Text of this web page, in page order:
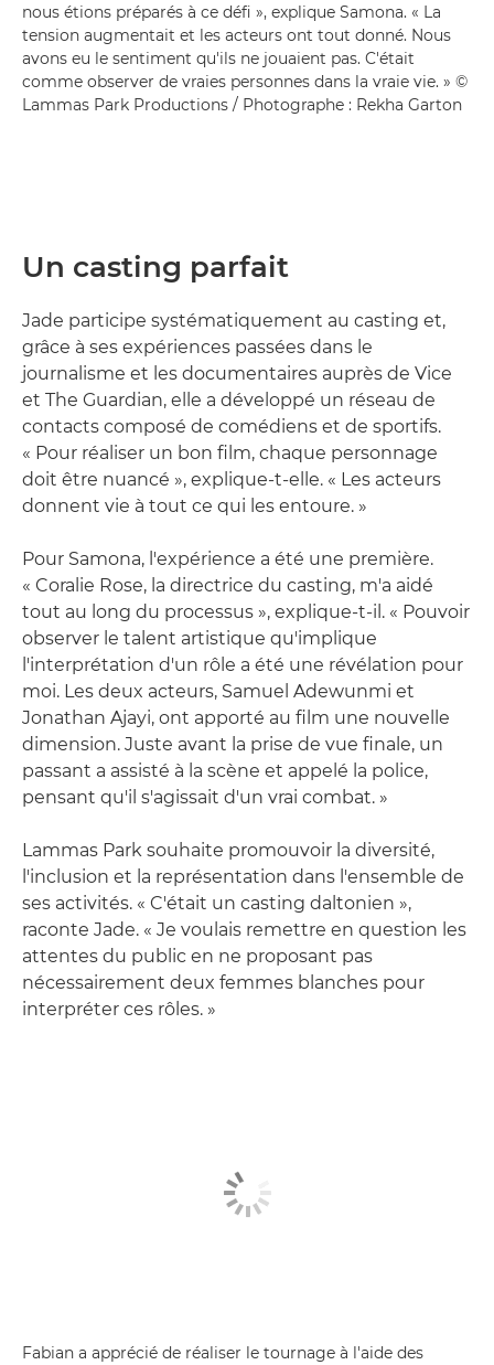
nous étions préparés à ce défi », explique Samona. « La
tension augmentait et les acteurs ont tout donné. Nous
avons eu le sentiment qu'ils ne jouaient pas. C'était
comme observer de vraies personnes dans la vraie vie. » ©
Lammas Park Productions / Photographe : Rekha Garton
Un casting parfait
Jade participe systématiquement au casting et,
grâce à ses expériences passées dans le
journalisme et les documentaires auprès de Vice
et The Guardian, elle a développé un réseau de
contacts composé de comédiens et de sportifs.
« Pour réaliser un bon film, chaque personnage
doit être nuancé », explique-t-elle. « Les acteurs
donnent vie à tout ce qui les entoure. »
Pour Samona, l'expérience a été une première.
« Coralie Rose, la directrice du casting, m'a aidé
tout au long du processus », explique-t-il. « Pouvoir
observer le talent artistique qu'implique
l'interprétation d'un rôle a été une révélation pour
moi. Les deux acteurs, Samuel Adewunmi et
Jonathan Ajayi, ont apporté au film une nouvelle
dimension. Juste avant la prise de vue finale, un
passant a assisté à la scène et appelé la police,
pensant qu'il s'agissait d'un vrai combat. »
Lammas Park souhaite promouvoir la diversité,
l'inclusion et la représentation dans l'ensemble de
ses activités. « C'était un casting daltonien »,
raconte Jade. « Je voulais remettre en question les
attentes du public en ne proposant pas
nécessairement deux femmes blanches pour
interpréter ces rôles. »
Fabian a apprécié de réaliser le tournage à l'aide des